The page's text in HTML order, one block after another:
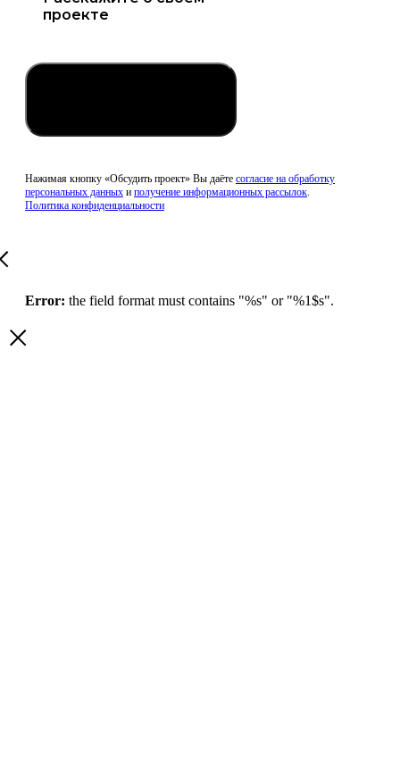
Нажимая кнопку «Обсудить проект» Вы даёте согласие на обработку
персональных данных и получение информационных рассылок.
Политика конфиденциальности
Error: the field format must contains "%s" or "%1$s".